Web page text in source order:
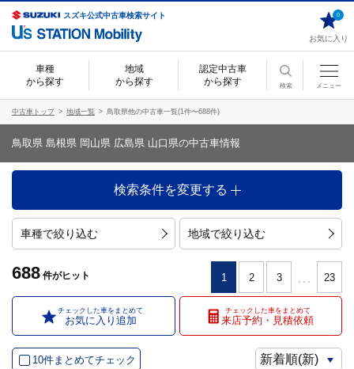
スズキ公式中古車検索サイト
お気に入り
0
車種
から探す
地域
から探す
認定中古車
から探す
検索 メニュー
中古車トップ 地域一覧 鳥取県他の中古車一覧(1件〜688件)
鳥取県 島根県 岡山県 広島県 山口県の中古車情報
検索条件を変更する
車種で絞り込む 地域で絞り込む
688 件がヒット 1 2 3 ... 23
チェックした車をまとめて
お気に入り追加
チェックした車をまとめて
来店予約・見積依頼
10件まとめてチェック